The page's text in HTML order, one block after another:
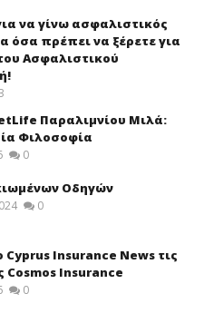
να γίνω ασφαλιστικός
όσα πρέπει να ξέρετε για
Ασφαλιστικού
Παραλιμνίου Μιλά:
Φιλοσοφία
0
Οδηγών
0
Insurance News τις
Cosmos Insurance
0